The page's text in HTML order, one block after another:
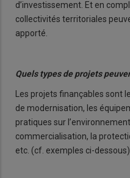
d’investissement. Et en
collectivités territoriales
apporté.
Quels types de projets
Les projets finançables sont
de modernisation, les
pratiques sur
commercialisation, la
etc. (cf. exemples ci-